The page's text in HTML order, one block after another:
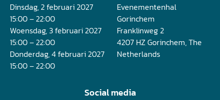
Dinsdag, 2 februari 2027
15:00 – 22:00
Woensdag, 3 februari 2027
15:00 – 22:00
Donderdag, 4 februari 2027
15:00 – 22:00
Evenementenhal
Gorinchem
Franklinweg 2
4207 HZ Gorinchem, The
Netherlands
Social media